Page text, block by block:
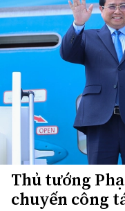
Thủ tướng
chuyến công